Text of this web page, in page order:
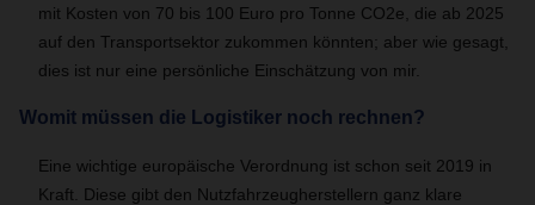
mit Kosten von 70 bis 100 Euro pro Tonne CO2e, die ab 2025
auf den Transportsektor zukommen könnten; aber wie gesagt,
dies ist nur eine persönliche Einschätzung von mir.
Womit müssen die Logistiker noch rechnen?
Eine wichtige europäische Verordnung ist schon seit 2019 in
Kraft. Diese gibt den Nutzfahrzeugherstellern ganz klare